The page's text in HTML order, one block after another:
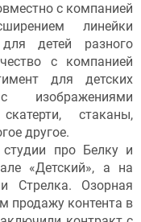
с компанией
линейки
детей разного
с компанией
для детских
изображениями
стаканы,
другое.
про Белку и
«Детский», а на
Озорная
продажу контента в